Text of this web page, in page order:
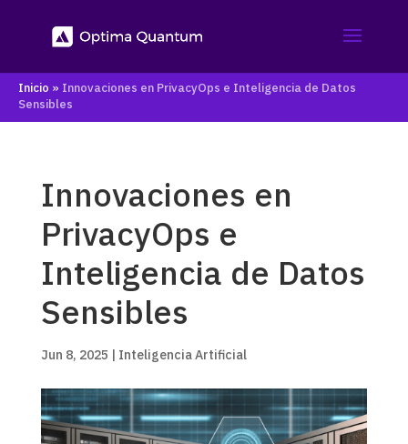
Inicio » Innovaciones en PrivacyOps e Inteligencia de Datos
Sensibles
Innovaciones en
PrivacyOps e
Inteligencia de Datos
Sensibles
Jun 8, 2025 | Inteligencia Artificial